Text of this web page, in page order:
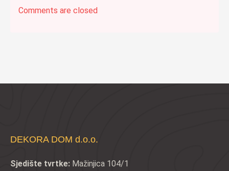
Comments are closed
DEKORA DOM d.o.o.
Sjedište tvrtke: Mažinjica 104/1